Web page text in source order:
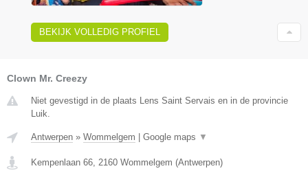
BEKIJK VOLLEDIG PROFIEL
Clown Mr. Creezy
Niet gevestigd in de plaats Lens Saint Servais en in de provincie
Luik.
Antwerpen » Wommelgem Google maps ▼
Kempenlaan 66, 2160 Wommelgem (Antwerpen)